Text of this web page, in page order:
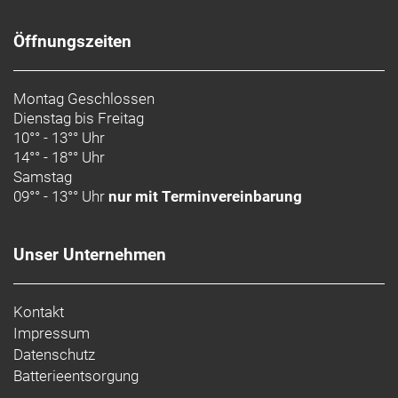
Geschlecht: Uni
Akku, interne Zugführung, Aluminiumumlenkhebel,
34,9 mm Sitzrohrdurchmesser, Aufnahme für obere
Kettenführung, 55 mm Kettenlinie, Mino Link, ABP,
Boost148, UDH, 140 mm Federweg
Rahmengröße: S
Gangschaltung: SRAM XX Eagle AXS, T-Type
Anzahl Gänge: 1
Schalthebel: SRAM AXS POD
Öffnungszeiten
Montag Geschlossen
Dienstag bis Freitag
10°° - 13°° Uhr
14°° - 18°° Uhr
Samstag
09°° - 13°° Uhr nur mit Terminvereinbarung
Unser Unternehmen
Kontakt
Impressum
Datenschutz
Batterieentsorgung